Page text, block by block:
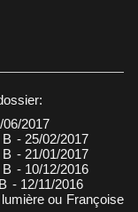
06/2017
B - 25/02/2017
B - 21/01/2017
B - 10/12/2016
- 12/11/2016
ou Françoise